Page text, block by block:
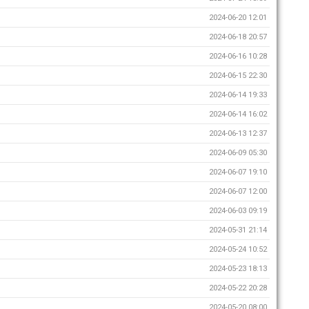
2024-06-20 12:01
2024-06-18 20:57
2024-06-16 10:28
2024-06-15 22:30
2024-06-14 19:33
2024-06-14 16:02
2024-06-13 12:37
2024-06-09 05:30
2024-06-07 19:10
2024-06-07 12:00
2024-06-03 09:19
2024-05-31 21:14
2024-05-24 10:52
2024-05-23 18:13
2024-05-22 20:28